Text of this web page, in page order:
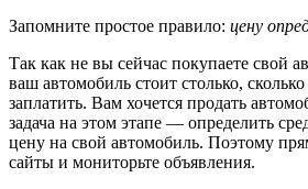
Запомните простое правило: цену
Так как не вы сейчас покупаете свой
ваш автомобиль стоит столько,
заплатить. Вам хочется продать
задача на этом этапе — определить
цену на свой автомобиль. Поэтому
сайты и мониторьте объявления.